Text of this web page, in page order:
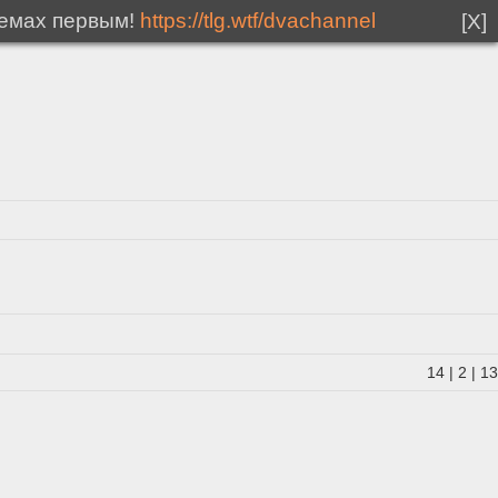
14 | 2 | 13
первым! https://tlg.wtf/dvachannel [X]